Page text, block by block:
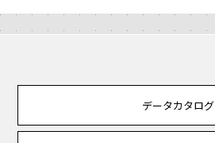
データカタログ